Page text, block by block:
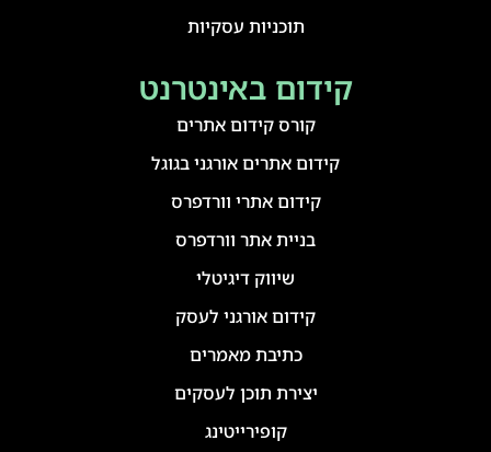
קידום באינטרנט
קורס קידום אתרים
קידום אתרים אורגני בגוגל
קידום אתרי וורדפרס
בניית אתר וורדפרס
שיווק דיגיטלי
קידום אורגני לעסק
כתיבת מאמרים
יצירת תוכן לעסקים
קופירייטינג
תוכניות עסקיות